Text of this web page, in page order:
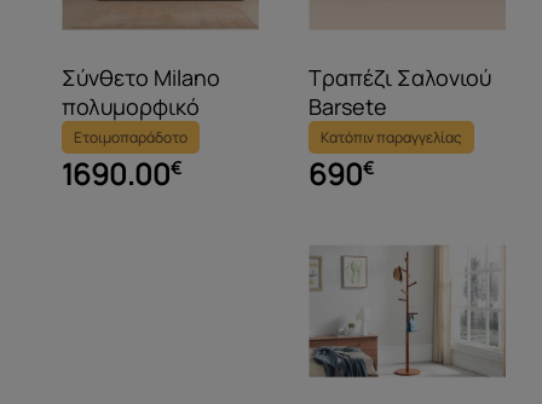
Σύνθετο Milano
πολυμορφικό
Ετοιμοπαράδοτο
1690.00€
Τραπέζι Σαλονιού
Barsete
Κατόπιν παραγγελίας
690€